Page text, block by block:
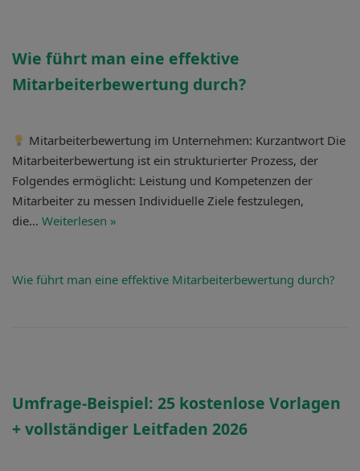
Wie führt man eine effektive
Mitarbeiterbewertung durch?
Mitarbeiterbewertung im Unternehmen: Kurzantwort Die
Mitarbeiterbewertung ist ein strukturierter Prozess, der
Folgendes ermöglicht: Leistung und Kompetenzen der
Mitarbeiter zu messen Individuelle Ziele festzulegen,
die… Weiterlesen »
Wie führt man eine effektive Mitarbeiterbewertung durch?
Umfrage-Beispiel: 25 kostenlose Vorlagen
+ vollständiger Leitfaden 2026